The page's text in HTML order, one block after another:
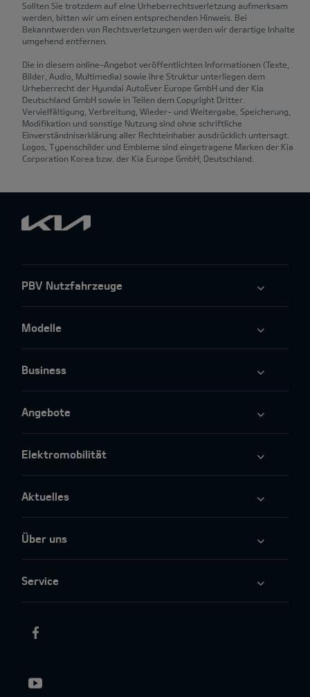
Sollten Sie trotzdem auf eine Urheberrechtsverletzung aufmerksam
werden, bitten wir um einen entsprechenden Hinweis. Bei
Bekanntwerden von Rechtsverletzungen werden wir derartige Inhalte
umgehend entfernen.
Die in diesem online-Angebot veröffentlichten Informationen (Texte,
Bilder, Audio, Multimedia) sowie ihre Struktur unterliegen dem
Urheberrecht der Hyundai AutoEver Europe GmbH und der Kia
Deutschland GmbH sowie in Teilen dem Copyright Dritter.
Vervielfältigung, Verbreitung, Wieder- und Weitergabe, Speicherung,
Modifikation und sonstige Nutzung sind ohne schriftliche
Einverständniserklärung aller Rechteinhaber ausdrücklich untersagt.
Logos, Typenschilder und Embleme sind eingetragene Marken der Kia
Corporation Korea bzw. der Kia Europe GmbH, Deutschland.
PBV Nutzfahrzeuge
Modelle
Business
Angebote
Elektromobilität
Aktuelles
Über uns
Service